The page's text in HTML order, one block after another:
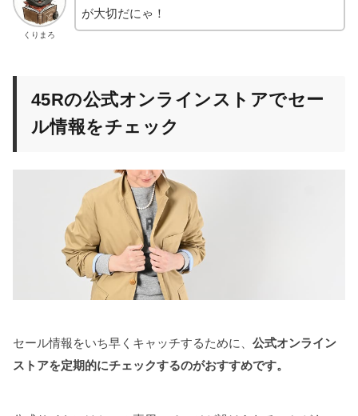
くりまろ
が大切だにゃ！
45Rの公式オンラインストアでセー
ル情報をチェック
セール情報をいち早くキャッチするために、 公式オンライン
ストアを定期的にチェックするのがおすすめです。